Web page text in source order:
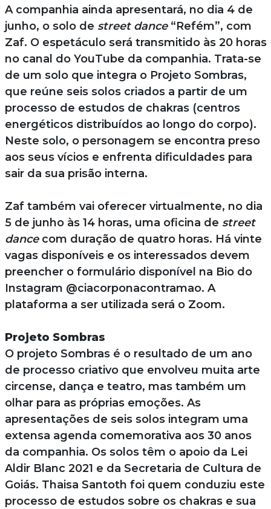
A companhia ainda apresentará, no dia 4 de
junho, o solo de street dance“Refém”, com
Zaf. O espetáculo será transmitido às 20 horas
no canal do YouTube da companhia. Trata-se
de um solo que integra o Projeto Sombras,
que reúne seis solos criados a partir de um
processo de estudos de chakras (centros
energéticos distribuídos ao longo do corpo).
Neste solo, o personagem se encontra preso
aos seus vícios e enfrenta dificuldades para
sair da sua prisão interna.
Zaf também vai oferecer virtualmente, no dia
5 de junho às 14 horas, uma oficina de street
dance com duração de quatro horas. Há vinte
vagas disponíveis e os interessados devem
preencher o formulário disponível na Bio do
Instagram @ciacorponacontramao. A
plataforma a ser utilizada será o Zoom.
Projeto Sombras
O projeto Sombras é o resultado de um ano
de processo criativo que envolveu muita arte
circense, dança e teatro, mas também um
olhar para as próprias emoções. As
apresentações de seis solos integram uma
extensa agenda comemorativa aos 30 anos
da companhia. Os solos têm o apoio da Lei
Aldir Blanc 2021 e da Secretaria de Cultura de
Goiás. Thaisa Santoth foi quem conduziu este
processo de estudos sobre os chakras e sua